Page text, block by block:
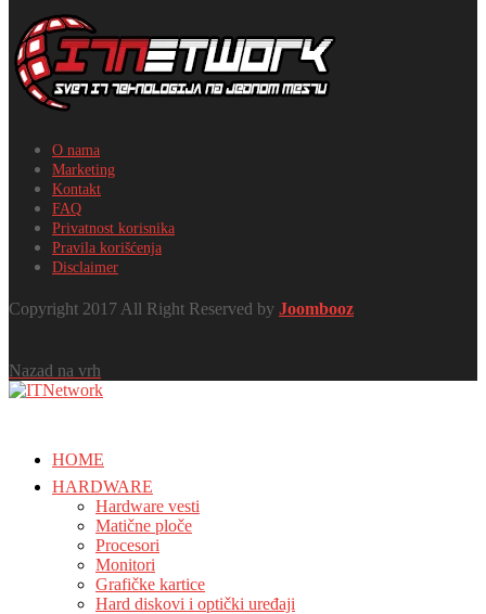
O nama
Marketing
Kontakt
FAQ
Privatnost korisnika
Pravila korišćenja
Disclaimer
Copyright 2017 All Right Reserved by Joombooz
Nazad na vrh
HOME
HARDWARE
Hardware vesti
Matične ploče
Procesori
Monitori
Grafičke kartice
Hard diskovi i optički uređaji